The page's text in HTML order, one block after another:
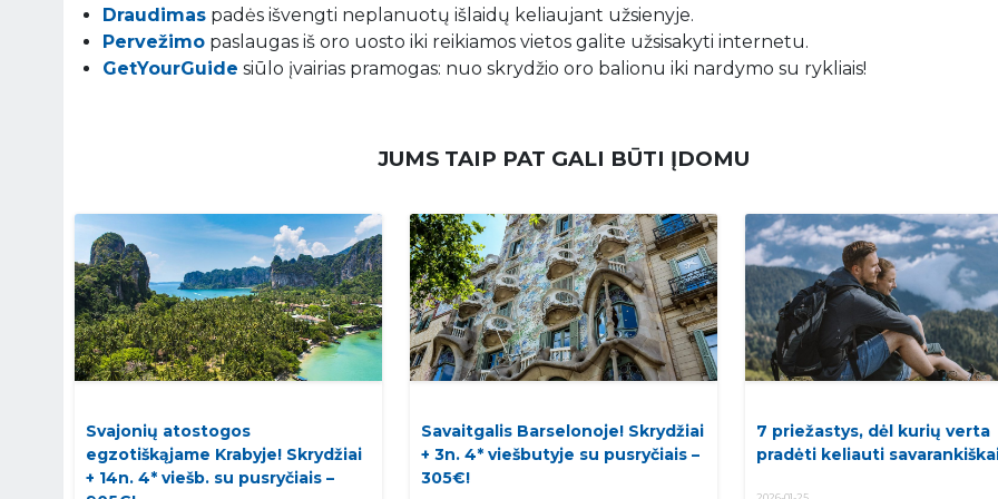
Draudimas padės išvengti neplanuotų išlaidų keliaujant užsienyje.
Pervežimo paslaugas iš oro uosto iki reikiamos vietos galite užsisakyti internetu.
GetYourGuide siūlo įvairias pramogas: nuo skrydžio oro balionu iki nardymo su rykliais!
JUMS TAIP PAT GALI BŪTI ĮDOMU
Svajonių atostogos
egzotiškąjame Krabyje! Skrydžiai
+ 14n. 4* viešb. su pusryčiais –
Savaitgalis Barselonoje! Skrydžiai
+ 3n. 4* viešbutyje su pusryčiais –
305€!
7 priežastys, dėl kurių verta
pradėti keliauti